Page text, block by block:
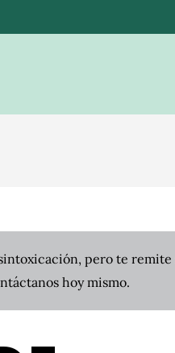
pero te
hoy mismo.